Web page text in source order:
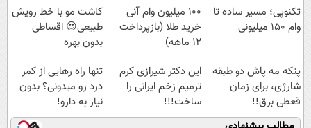
تکنوپی؛ مسیر ساده تا
وام ۱۵۰ میلیونی
100 میلیون وام آنی
خرید طلا (بازپرداخت
12 ماهه)
کاشت مو با خط رویش
طبیعی😍 اقساطی
بدون بهره
پنکه مه پاش دو طبقه
شارژی، برای زمان
قعطی برق!!
این دکتر شیرازی کرم
ترمیم زخم ایرانی را
ساخت!!!
تنها راه رهایی از کمر
درد رو میدونی؟ بدون
نیاز به دارو!
(◂پرسش‌نامه)